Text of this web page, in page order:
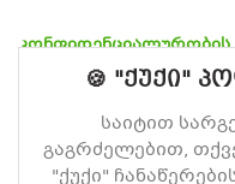
დაბრუნების პოლიტიკა
მიწოდების პოლიტიკა
🍪 "ქუქი"
საიტით
გაგრძელებით,
"ქუქი"